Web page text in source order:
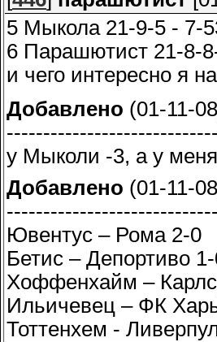
5 Мыкола 21-9-5 - 7-
6 Парашютист 21-8-
и чего интересно я
Добавлено (01-11-
у Мыколи -3, а у
Добавлено (01-11-
Ювентус – Рома 2-0
Бетис – Депортиво
Хоффенхайм –
Ильичевец – ФК
Тоттенхем -